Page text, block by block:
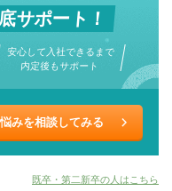
サポート！
安心して入社できるまで
内定後もサポート
みを相談してみる
既卒・第二新卒の人はこちら